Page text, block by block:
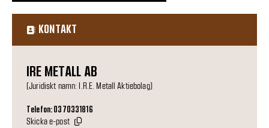
KONTAKT
IRE METALL AB
(Juridiskt namn: I.R.E. Metall Aktiebolag)
Telefon: 0370331816
Skicka e-post